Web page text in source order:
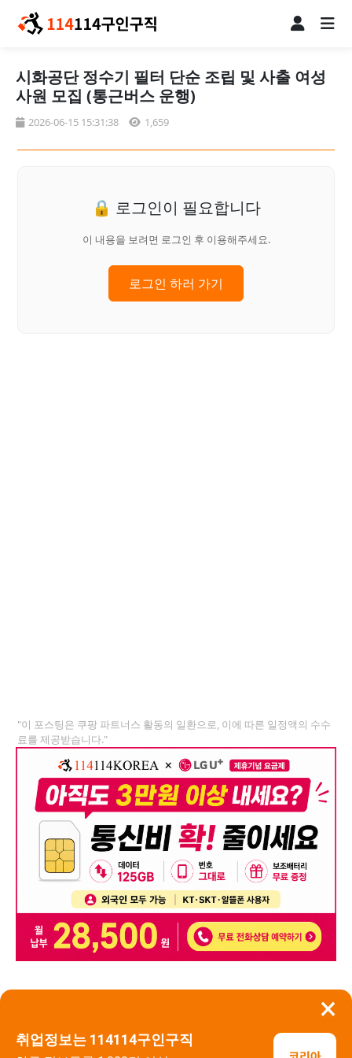
×
취업정보는 114114구인구직
시화공단 정수기 필터 단순 조립 및 사출 여성
사원 모집 (통근버스 운행)
2026-06-15 15:31:38 1,659
🔒 로그인이 필요합니다
이 내용을 보려면 로그인 후 이용해주세요.
로그인 하러 가기
"이 포스팅은 쿠팡 파트너스 활동의 일환으로, 이에 따른 일정액의 수수
료를 제공받습니다."